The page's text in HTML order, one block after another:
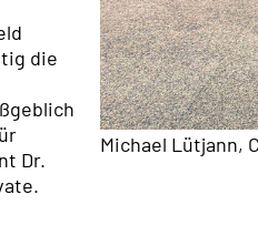
Michael Lütjann,
die
Dr.